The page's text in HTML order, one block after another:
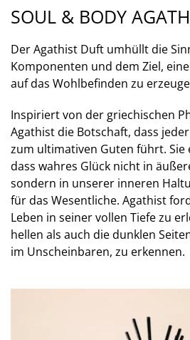
SOUL & BODY
Der Agathist Duft umhüllt die
Komponenten und dem Ziel,
auf das Wohlbefinden zu
Inspiriert von der griechischen
Agathist die Botschaft, dass
zum ultimativen Guten führt.
dass wahres Glück nicht in
sondern in unserer inneren
für das Wesentliche. Agathist
Leben in seiner vollen Tiefe zu
hellen als auch die dunklen
im Unscheinbaren, zu erkennen.